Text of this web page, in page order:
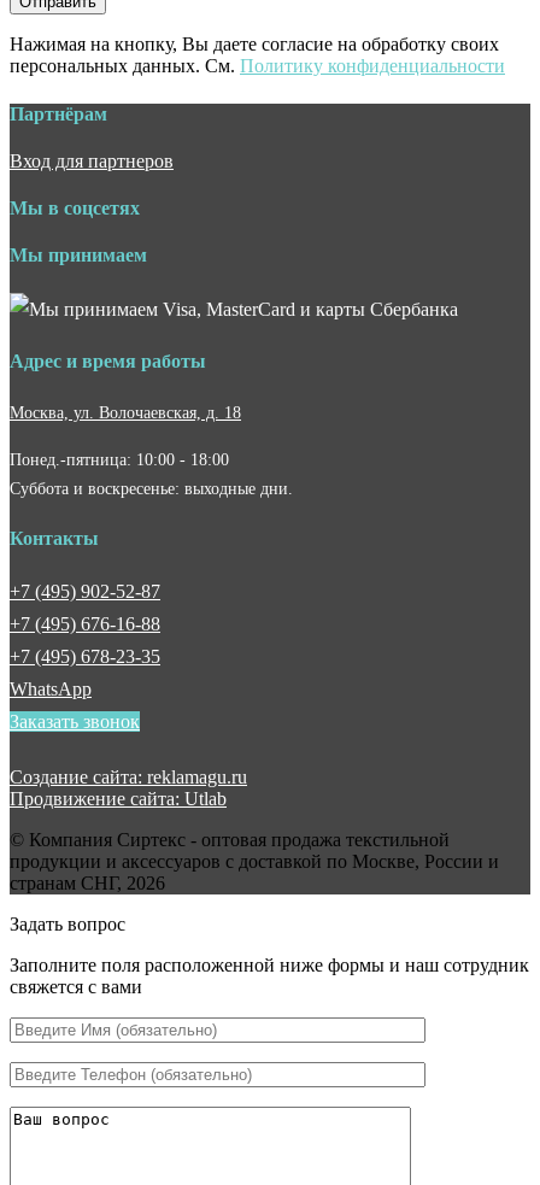
Нажимая на кнопку, Вы даете согласие на обработку своих
персональных данных. См. Политику конфиденциальности
Партнёрам
Вход для партнеров
Мы в соцсетях
Мы принимаем
Адрес и время работы
Москва, ул. Волочаевская, д. 18
Понед.-пятница: 10:00 - 18:00
Суббота и воскресенье: выходные дни.
Контакты
+7 (495) 902-52-87
+7 (495) 676-16-88
+7 (495) 678-23-35
WhatsApp
Заказать звонок
Создание сайта: reklamagu.ru
Продвижение сайта: Utlab
© Компания Сиртекс - оптовая продажа текстильной
продукции и аксессуаров с доставкой по Москве, России и
странам СНГ, 2026
Задать вопрос
Заполните поля расположенной ниже формы и наш сотрудник
свяжется с вами